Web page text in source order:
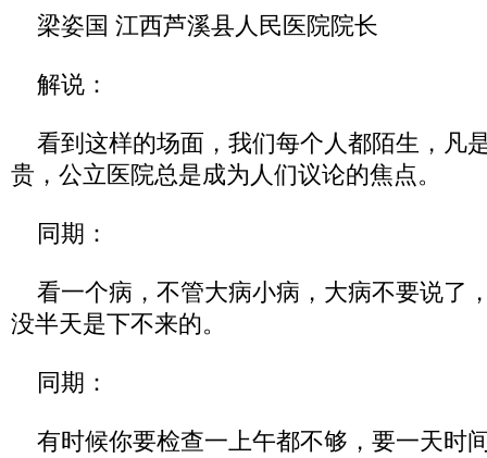
梁姿国 江西芦溪县人民医院院长
解说：
看到这样的场面，我们每个人都陌生，凡
贵，公立医院总是成为人们议论的焦点。
同期：
看一个病，不管大病小病，大病不要说了
没半天是下不来的。
同期：
有时候你要检查一上午都不够，要一天时